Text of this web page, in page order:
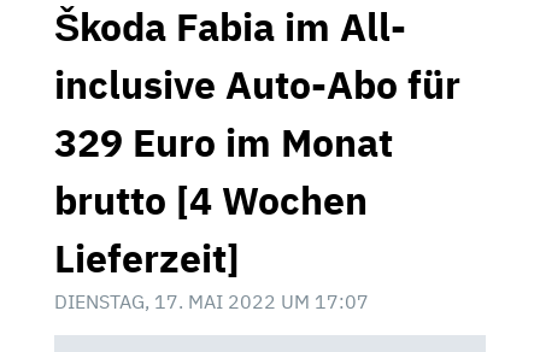
Škoda Fabia im All-
inclusive Auto-Abo für
329 Euro im Monat
brutto [4 Wochen
Lieferzeit]
DIENSTAG, 17. MAI 2022 UM 17:07